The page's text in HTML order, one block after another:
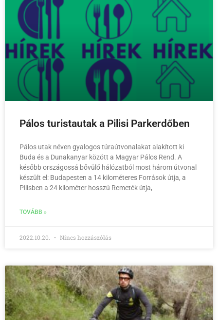
Pálos turistautak a Pilisi Parkerdőben
Pálos utak néven gyalogos túraútvonalakat alakított ki
Buda és a Dunakanyar között a Magyar Pálos Rend. A
később országossá bővülő hálózatból most három útvonal
készült el: Budapesten a 14 kilométeres Források útja, a
Pilisben a 24 kilométer hosszú Remeték útja,
TOVÁBB »
2022.10.20. Nincs hozzászólás